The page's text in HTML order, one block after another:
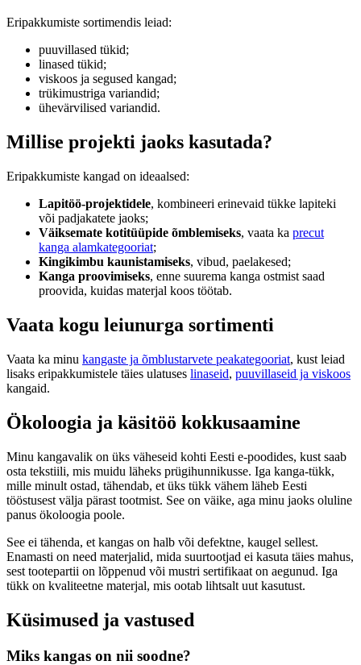
Eripakkumiste sortimendis leiad:
puuvillased tükid;
linased tükid;
viskoos ja segused kangad;
trükimustriga variandid;
ühevärvilised variandid.
Millise projekti jaoks kasutada?
Eripakkumiste kangad on ideaalsed:
Lapitöö-projektidele, kombineeri erinevaid tükke lapiteki
või padjakatete jaoks;
Väiksemate kotitüüpide õmblemiseks, vaata ka precut
kanga alamkategooriat;
Kingikimbu kaunistamiseks, vibud, paelakesed;
Kanga proovimiseks, enne suurema kanga ostmist saad
proovida, kuidas materjal koos töötab.
Vaata kogu leiunurga sortimenti
Vaata ka minu kangaste ja õmblustarvete peakategooriat, kust leiad
lisaks eripakkumistele täies ulatuses linaseid, puuvillaseid ja viskoos
kangaid.
Ökoloogia ja käsitöö kokkusaamine
Minu kangavalik on üks väheseid kohti Eesti e-poodides, kust saab
osta tekstiili, mis muidu läheks prügihunnikusse. Iga kanga-tükk,
mille minult ostad, tähendab, et üks tükk vähem läheb Eesti
tööstusest välja pärast tootmist. See on väike, aga minu jaoks oluline
panus ökoloogia poole.
See ei tähenda, et kangas on halb või defektne, kaugel sellest.
Enamasti on need materjalid, mida suurtootjad ei kasuta täies mahus,
sest tootepartii on lõppenud või mustri sertifikaat on aegunud. Iga
tükk on kvaliteetne materjal, mis ootab lihtsalt uut kasutust.
Küsimused ja vastused
Miks kangas on nii soodne?